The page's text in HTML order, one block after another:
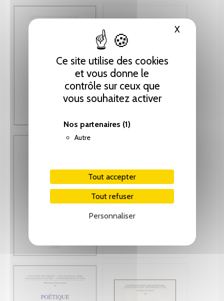
Ce site utilise des cookies
et vous donne le
contrôle sur ceux que
vous souhaitez activer
Nos partenaires (1)
Autre
Tout accepter
Tout refuser
Personnaliser
XMasquer